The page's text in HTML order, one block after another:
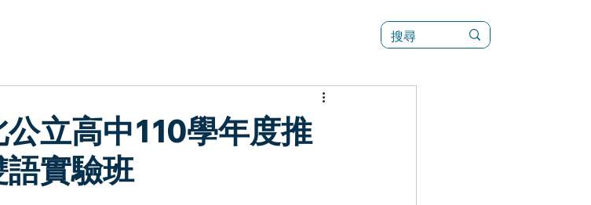
公立高中110學年度推
實驗班